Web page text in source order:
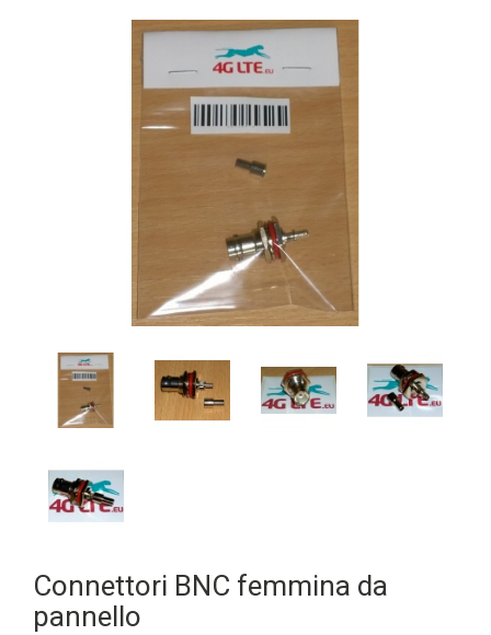
Connettori BNC femmina da
pannello